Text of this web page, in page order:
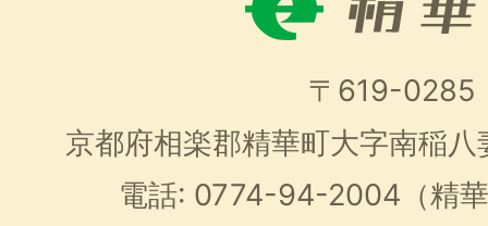
〒619-0285
京都府相楽郡精華町大字南稲
電話: 0774-94-2004（精